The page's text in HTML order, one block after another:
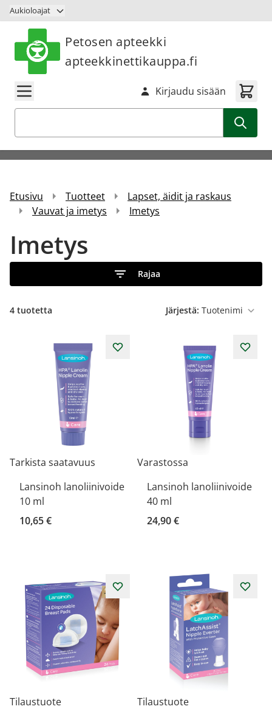
Siirry sisältöön
Aukioloajat
Petosen apteekki
apteekkinettikauppa.fi
Kirjaudu sisään
Etusivu Tuotteet
Lapset, äidit ja raskaus
Vauvat ja imetys
Imetys
Imetys
Rajaa
4 tuotetta Järjestä:
Tarkista saatavuus
Lansinoh lanoliinivoide
10 ml
10,65 €
Varastossa
Lansinoh lanoliinivoide
40 ml
24,90 €
Tilaustuote
Tilaustuote